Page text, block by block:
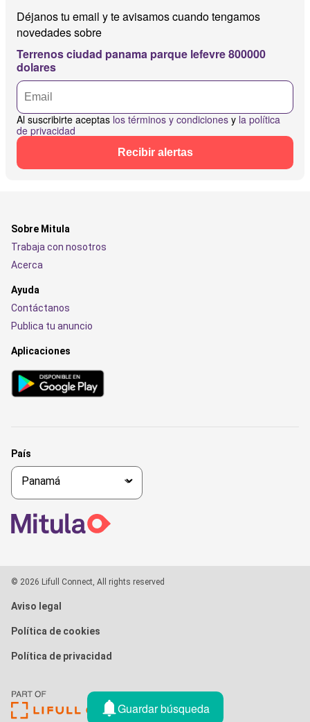
Déjanos tu email y te avisamos cuando tengamos
novedades sobre
Terrenos ciudad panama parque lefevre 800000
dolares
Al suscribirte aceptas los términos y condiciones y la política
de privacidad
Recibir alertas
Guardar búsqueda
Sobre Mitula
Trabaja con nosotros
Acerca
Ayuda
Contáctanos
Publica tu anuncio
Aplicaciones
País
© 2026 Lifull Connect, All rights reserved
Aviso legal
Política de cookies
Política de privacidad